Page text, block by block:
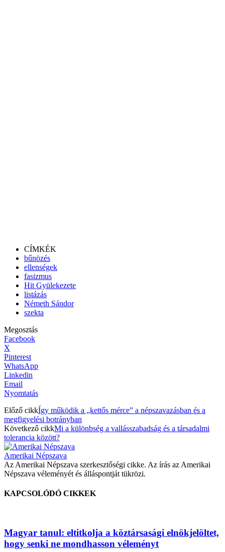
CÍMKÉK
bűnözés
ellenségek
fasizmus
Hit Gyülekezete
listázás
Németh Sándor
szekta
Megosztás
Facebook
X
Pinterest
WhatsApp
Linkedin
Email
Nyomtatás
Előző cikkÍgy működik a „kettős mérce” a népszavazásban és a
megfigyelési botrányban
Következő cikkMi a különbség a vallásszabadság és a társadalmi
tolerancia között?
Amerikai Népszava
Az Amerikai Népszava szerkesztőségi cikke. Az írás az Amerikai
Népszava véleményét és álláspontját tükrözi.
KAPCSOLÓDÓ CIKKEK
Magyar tanul: eltitkolja a köztársasági elnökjelöltet,
hogy senki ne mondhasson véleményt